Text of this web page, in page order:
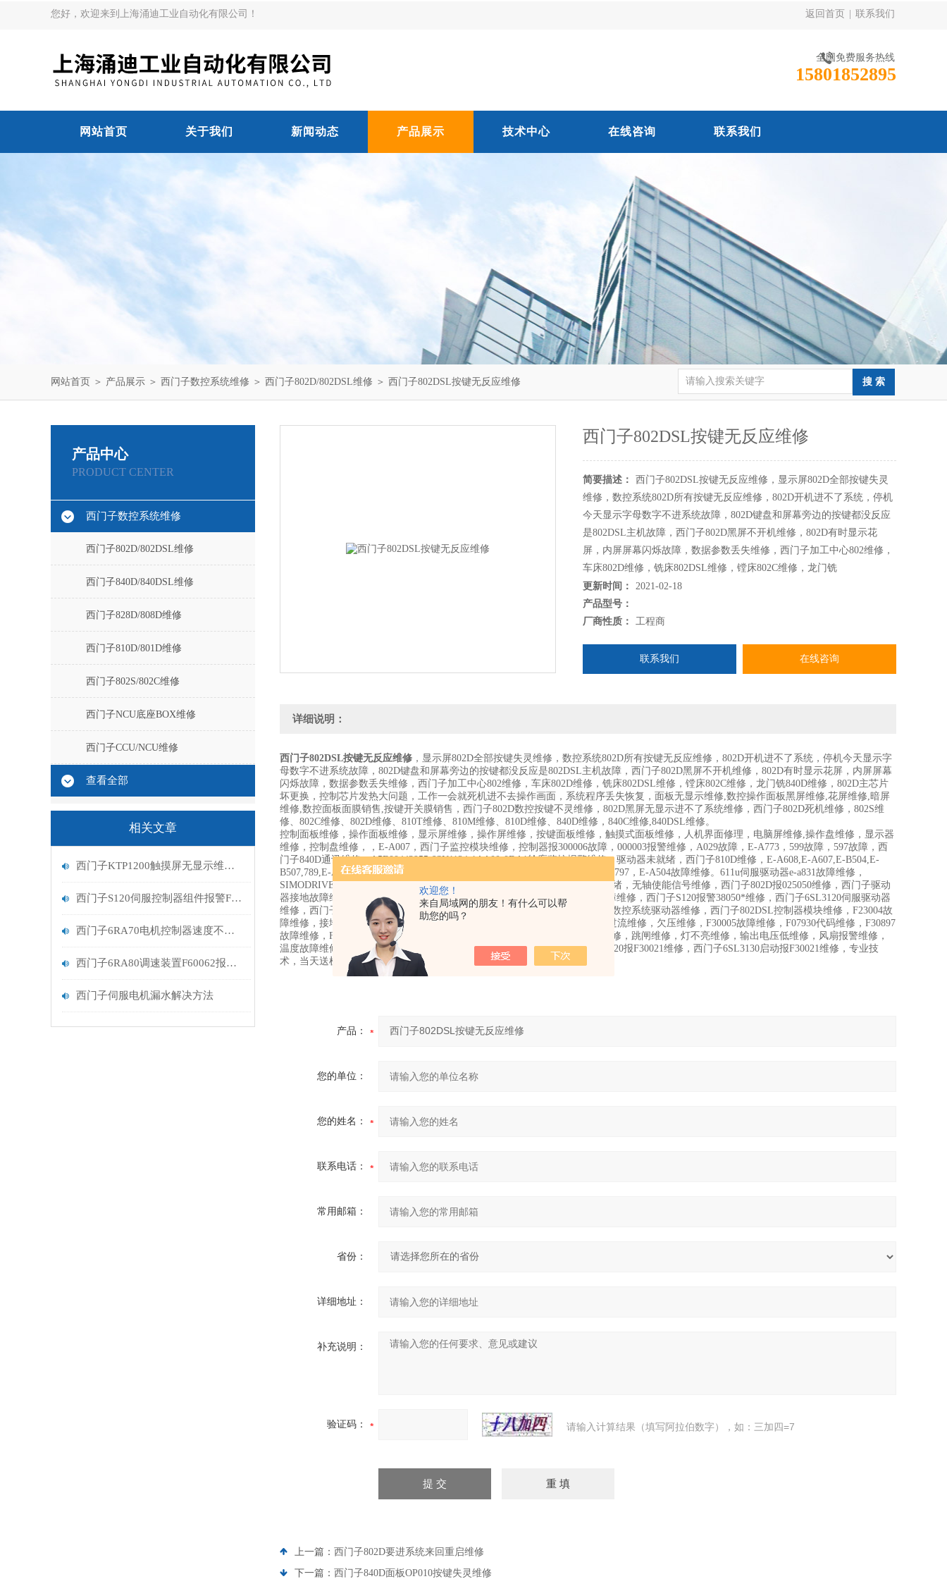
欢迎您！
来自局域网的朋友！有什么可以帮
助您的吗？
您好，欢迎来到上海涌迪工业自动化有限公司！ 返回首页 联系我们
全国免费服务热线
15801852895
网站首页 关于我们 新闻动态 产品展示 技术中心 在线咨询 联系我们
网站首页 ＞ 产品展示 ＞ 西门子数控系统维修 ＞ 西门子802D/802DSL维修 ＞ 西门子802DSL按键无反应维修
产品中心
PRODUCT CENTER
西门子数控系统维修
西门子802D/802DSL维修
西门子840D/840DSL维修
西门子828D/808D维修
西门子810D/801D维修
西门子802S/802C维修
西门子NCU底座BOX维修
西门子CCU/NCU维修
查看全部
相关文章
西门子KTP1200触摸屏无显示维修分析
西门子S120伺服控制器组件报警F30860排查处理
西门子6RA70电机控制器速度不稳定原因
西门子6RA80调速装置F60062报警分析
西门子伺服电机漏水解决方法
西门子802DSL按键无反应维修
简要描述：
西门子802DSL按键无反应维修，显示屏802D全部按键失灵
维修，数控系统802D所有按键无反应维修，802D开机进不了系统，停机
今天显示字母数字不进系统故障，802D键盘和屏幕旁边的按键都没反应
是802DSL主机故障，西门子802D黑屏不开机维修，802D有时显示花
屏，内屏屏幕闪烁故障，数据参数丢失维修，西门子加工中心802维修，
车床802D维修，铣床802DSL维修，镗床802C维修，龙门铣
更新时间：
2021-02-18
产品型号：
厂商性质：
工程商
联系我们 在线咨询
详细说明：
西门子802DSL按键无反应维修 ，显示屏802D全部按键失灵维修，数控系统802D所有按键无反应维修，802D开机进不了系统，停机今天显示字
母数字不进系统故障，802D键盘和屏幕旁边的按键都没反应是802DSL主机故障，西门子802D黑屏不开机维修，802D有时显示花屏，内屏屏幕
闪烁故障，数据参数丢失维修，西门子加工中心802维修，车床802D维修，铣床802DSL维修，镗床802C维修，龙门铣840D维修，802D主芯片
坏更换，控制芯片发热大问题，工作一会就死机进不去操作画面，系统程序丢失恢复，面板无显示维修,数控操作面板黑屏维修,花屏维修,暗屏
维修,数控面板面膜销售,按键开关膜销售，西门子802D数控按键不灵维修，802D黑屏无显示进不了系统维修，西门子802D死机维修，802S维
修、802C维修、802D维修、810T维修、810M维修、810D维修、840D维修，840C维修,840DSL维修。
控制面板维修，操作面板维修，显示屏维修，操作屏维修，按键面板维修，触摸式面板维修，人机界面修理，电脑屏维修,操作盘维修，显示器
维修，控制盘维修，，E-A007，西门子监控模块维修，控制器报300006故障，000003报警维修，A029故障，E-A773，599故障，597故障，西
门子840D通讯维修，A5E00443955,6SN1124-1AA00-0DA1轮廓监控报警维修，驱动器未就绪，西门子810D维修，E-A608,E-A607,E-B504,E-
B507,789,E-A508,E-A599,E-A028,E-A831,E-A029,E-A501,E-A039,E-A034,E-A797，E-A504故障维修。611u伺服驱动器e-a831故障维修，
SIMODRIVE 611U报故障608维修，西门子802D数控系统报700016驱动器未就绪，无轴使能信号维修，西门子802D报025050维修，西门子驱动
器接地故障维修，西门子S120亮红灯报警维修，西门子S120驱动模块常见故障维修，西门子S120报警38050*维修，西门子6SL3120伺服驱动器
维修，西门子6SL3130电源维修，西门子6SL3121伺服模块维修，西门子802D数控系统驱动器维修，西门子802DSL控制器模块维修，F23004故
障维修，接地故障维修，RDY灯闪烁维修，F30021故障维修，F0780*维修，过流维修，欠压维修，F30005故障维修，F07930代码维修，F30897
故障维修，F07801故障维修，F30027故障维修，25201故障维修，模块短路维修，跳闸维修，灯不亮维修，输出电压低维修，风扇报警维修，
温度故障维修，电路板坏维修等等。西门子S120报F30021维修，西门子6SL3120报F30021维修，西门子6SL3130启动报F30021维修，专业技
术，当天送机当天可修复。西门子802DSL按键无反应维修
产品：
您的单位：
您的姓名：
联系电话：
常用邮箱：
省份：
详细地址：
补充说明：
验证码： 请输入计算结果（填写阿拉伯数字），如：三加四=7
上一篇： 西门子802D要进系统来回重启维修
下一篇： 西门子840D面板OP010按键失灵维修